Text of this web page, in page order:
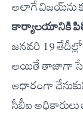
అలాగే విజయ్‌ను
కార్యాలయానికి
జనవరి 19
అయితే తాజాగా
ఆధారంగా
సీబీఐ అధికారులు